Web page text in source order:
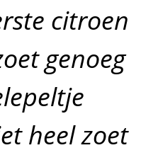
citroen
genoeg
heel zoet